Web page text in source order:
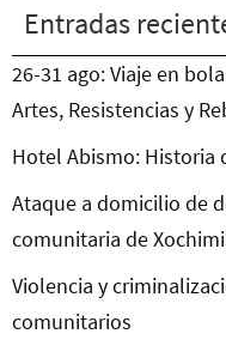
Entradas
26-31 ago: Viaje en
Artes, Resistencias y
Hotel Abismo: Historia
Ataque a domicilio de
comunitaria de
Violencia y
comunitarios